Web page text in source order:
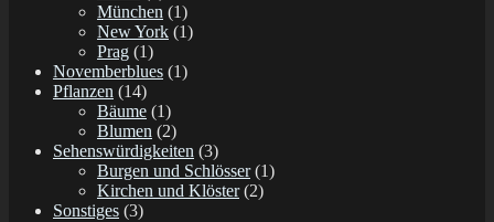
München (1)
New York (1)
Prag (1)
Novemberblues (1)
Pflanzen (14)
Bäume (1)
Blumen (2)
Sehenswürdigkeiten (3)
Burgen und Schlösser(1)
Kirchen und Klöster(2)
Sonstiges (3)